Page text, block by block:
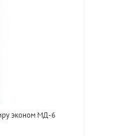
эконом МД-6